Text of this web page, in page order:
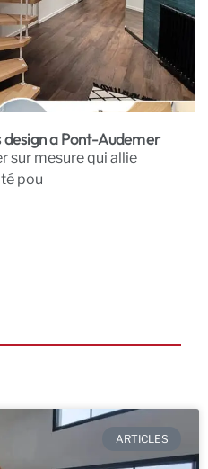
design a Pont-Audemer
sur mesure qui allie
pou
ARTICLES